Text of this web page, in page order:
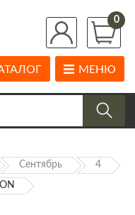
0
МЕНЮ
Сентябрь 4